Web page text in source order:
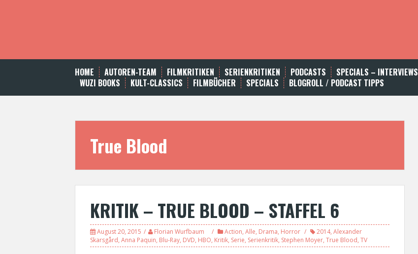
t
HOME AUTOREN-TEAM FILMKRITIKEN SERIENKRITIKEN PODCASTS SPECIALS – INTERVIEWS
WUZI BOOKS
KULT-CLASSICS FILMBÜCHER SPECIALS BLOGROLL / PODCAST TIPPS
True Blood
KRITIK – TRUE BLOOD – STAFFEL 6
August 20, 2015 Florian Wurfbaum Action, Alle, Drama, Horror 2014, Alexander
Skarsgård, Anna Paquin, Blu-Ray, DVD, HBO, Kritik, Serie, Serienkritik, Stephen Moyer, True Blood, TV